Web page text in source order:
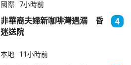
國際 7小時前
非華裔夫婦新咖啡灣遇溺 昏
迷送院
4
本地 11小時前